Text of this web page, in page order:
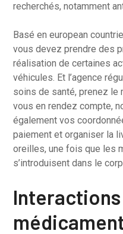
recherchés, notamment
Basé en european
vous devez prendre des
réalisation de certaines
véhicules. Et l’agence
soins de santé, prenez le
vous en rendez compte,
également vos
paiement et organiser la
oreilles, une fois que les
s’introduisent dans le
Interactions